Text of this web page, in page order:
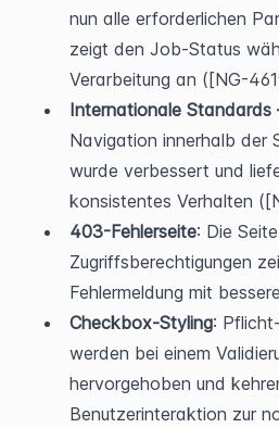
nun alle erforderlichen
zeigt den Job-Status
Verarbeitung an ([NG-
Internationale Standards
Navigation innerhalb der
wurde verbessert und
konsistentes Verhalten
403-Fehlerseite: Die
Zugriffsberechtigungen
Fehlermeldung mit
Checkbox-Styling:
werden bei einem
hervorgehoben und
Benutzerinteraktion zur